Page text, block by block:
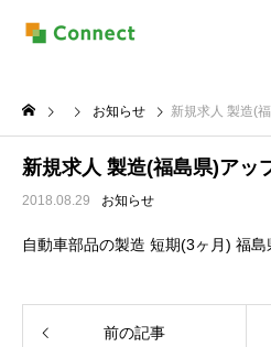
お知らせ 新規求人 製造(
新規求人 製造(福島県)アッ
2018.08.29 お知らせ
自動車部品の製造 短期(3ヶ月) 福
前の記事